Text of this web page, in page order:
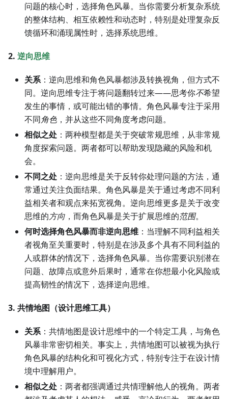
问题的核心时，选择角色风暴。当你需要分析复杂系统
的整体结构、相互依赖性和动态时，特别是处理复杂反
馈循环和涌现属性时，选择系统思维。
2. 逆向思维
关系：逆向思维和角色风暴都涉及转换视角，但方式不
同。逆向思维专注于将问题翻转过来——思考你不希望
发生的事情，或可能出错的事情。角色风暴专注于采用
不同角色 ，并从这些不同角度考虑问题。
相似之处 ：两种模型都是关于突破常规思维，从非常规
角度探索问题。两者都可以帮助发现隐藏的风险和机
会。
不同之处 ：逆向思维是关于反转你处理问题的方法，通
常通过关注负面结果。角色风暴是关于通过考虑不同利
益相关者和观点来拓宽视角。逆向思维更多是关于改变
思维的方向 ，而角色风暴是关于扩展思维的范围。
何时选择角色风暴而非逆向思维 ：当理解不同利益相关
者视角至关重要时，特别是在涉及多个具有不同利益的
人或群体的情况下，选择角色风暴。当你需要识别潜在
问题、故障点或意外后果时，通常在你想最小化风险或
提高韧性的情况下，选择逆向思维。
3. 共情地图（设计思维工具）
关系：共情地图是设计思维中的一个特定工具，与角色
风暴非常密切相关。事实上，共情地图可以被视为执行
角色风暴的结构化和可视化方式，特别专注于在设计情
境中理解用户。
相似之处 ：两者都强调通过共情理解他人的视角。两者